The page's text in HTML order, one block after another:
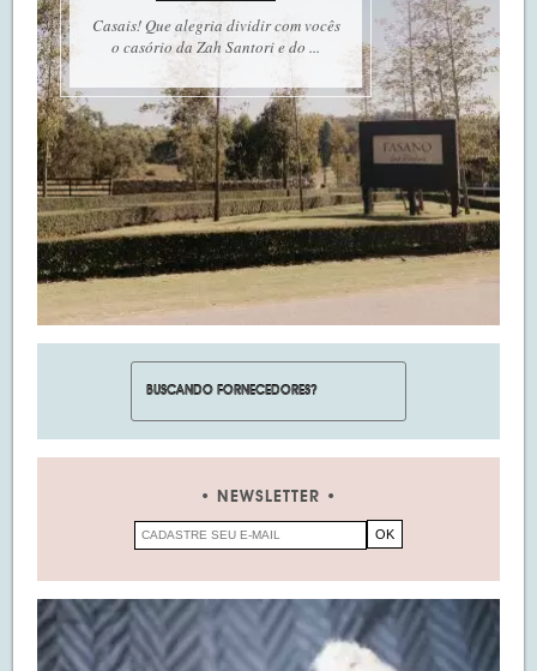
Casais! Que alegria dividir com vocês
o casório da Zah Santori e do ...
NEWSLETTER